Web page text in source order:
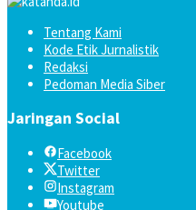
Tentang Kami
Kode Etik Jurnalistik
Redaksi
Pedoman Media Siber
Jaringan Social
Facebook
Twitter
Instagram
Youtube